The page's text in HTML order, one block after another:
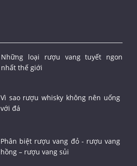
Những loại rượu vang tuyết ngon
nhất thế giới
Vì sao rượu whisky không nên uống
với đá
Phân biệt rượu vang đỏ - rượu vang
hồng – rượu vang sủi